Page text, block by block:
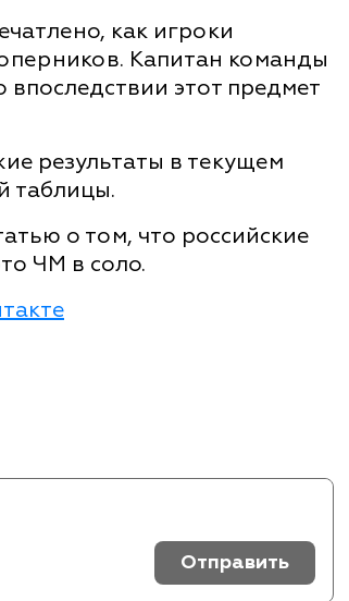
как игроки
Капитан команды
этот предмет
результаты в текущем
таблицы.
о том, что российские
ЧМ в соло.
Отправить